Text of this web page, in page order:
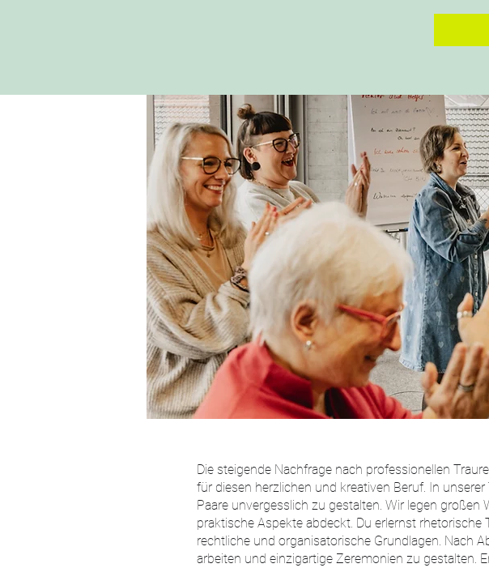
Die steigende Nachfrage nach professionellen
für diesen herzlichen und kreativen Beruf. In
Paare unvergesslich zu gestalten. Wir legen
praktische Aspekte abdeckt. Du erlernst
rechtliche und organisatorische Grundlagen. Nach
arbeiten und einzigartige Zeremonien zu gestalten.